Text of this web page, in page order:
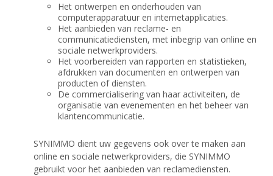
Het ontwerpen en onderhouden van
computerapparatuur en internetapplicaties.
Het aanbieden van reclame- en
communicatiediensten, met inbegrip van online en
sociale netwerkproviders.
Het voorbereiden van rapporten en statistieken,
afdrukken van documenten en ontwerpen van
producten of diensten.
De commercialisering van haar activiteiten, de
organisatie van evenementen en het beheer van
klantencommunicatie.
SYNIMMO dient uw gegevens ook over te maken aan
online en sociale netwerkproviders, die SYNIMMO
gebruikt voor het aanbieden van reclamediensten.